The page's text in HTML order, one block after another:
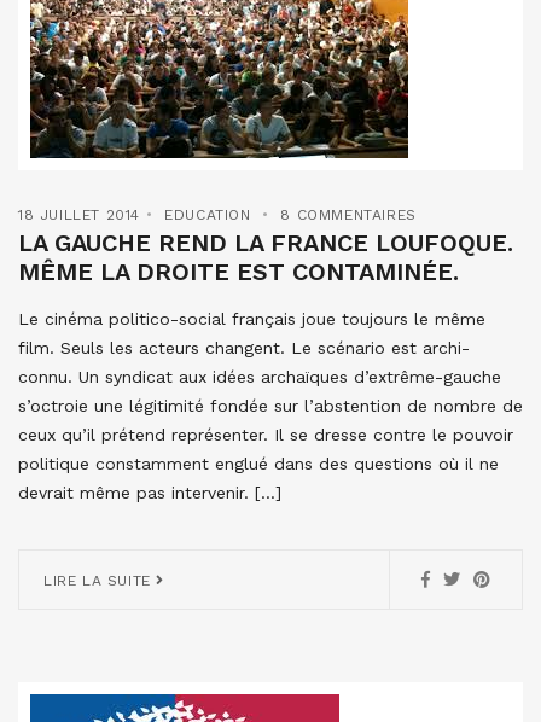
18 JUILLET 2014 EDUCATION 8 COMMENTAIRES
LA GAUCHE REND LA FRANCE LOUFOQUE.
MÊME LA DROITE EST CONTAMINÉE.
Le cinéma politico-social français joue toujours le même
film. Seuls les acteurs changent. Le scénario est archi-
connu. Un syndicat aux idées archaïques d’extrême-gauche
s’octroie une légitimité fondée sur l’abstention de nombre de
ceux qu’il prétend représenter. Il se dresse contre le pouvoir
politique constamment englué dans des questions où il ne
devrait même pas intervenir. […]
LIRE LA SUITE